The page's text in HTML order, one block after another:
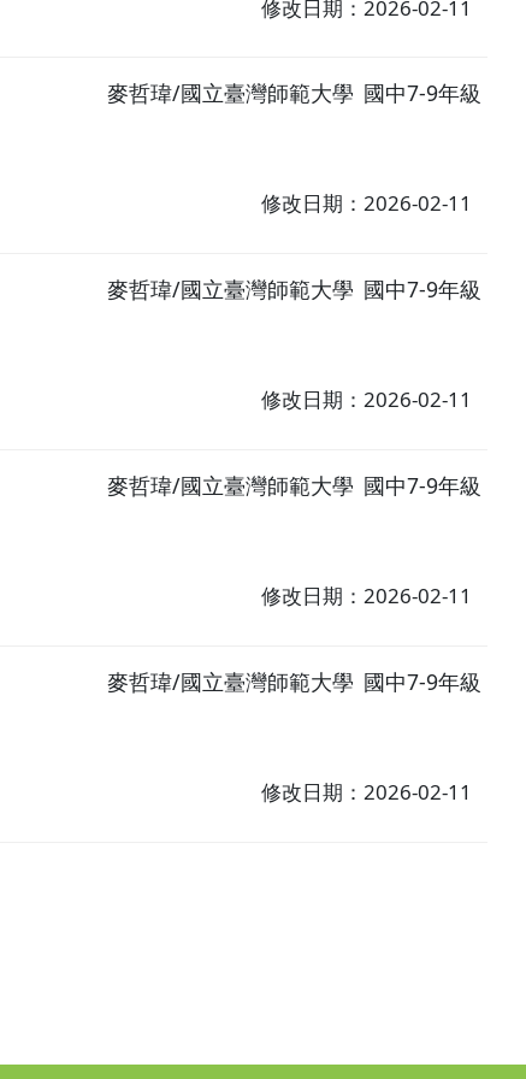
修改日期：2026-02-11
麥哲瑋/國立臺灣師範大學 國中7-9年級
修改日期：2026-02-11
麥哲瑋/國立臺灣師範大學 國中7-9年級
修改日期：2026-02-11
麥哲瑋/國立臺灣師範大學 國中7-9年級
修改日期：2026-02-11
麥哲瑋/國立臺灣師範大學 國中7-9年級
修改日期：2026-02-11